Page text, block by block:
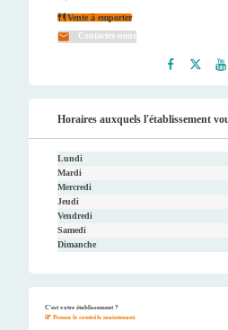
Vente à emporter
Contactez-nous
ook
er
be
Horaires auxquels l'établissement
Lundi
Mardi
Mercredi
Jeudi
Vendredi
Samedi
Dimanche
C'est votre établissement ?
Prenez le contrôle maintenant.